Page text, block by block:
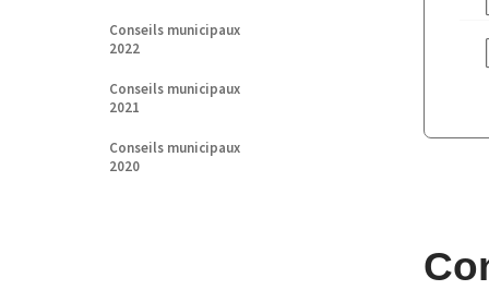
Conseils municipaux
2022
Conseils municipaux
2021
Conseils municipaux
2020